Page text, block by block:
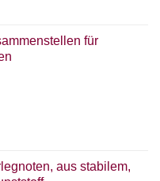
für
aus stabilem,